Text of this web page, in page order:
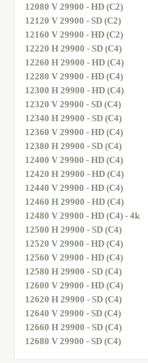
12080 V 29900 - HD (C2)
12120 V 29900 - SD (C2)
12160 V 29900 - HD (C2)
12220 H 29900 - SD (C4)
12260 H 29900 - HD (C4)
12280 V 29900 - HD (C4)
12300 H 29900 - HD (C4)
12320 V 29900 - SD (C4)
12340 H 29900 - SD (C4)
12360 V 29900 - HD (C4)
12380 H 29900 - SD (C4)
12400 V 29900 - HD (C4)
12420 H 29900 - HD (C4)
12440 V 29900 - HD (C4)
12460 H 29900 - HD (C4)
12480 V 29900 - HD (C4) - 4k
12500 H 29900 - SD (C4)
12520 V 29900 - HD (C4)
12560 V 29900 - HD (C4)
12580 H 29900 - SD (C4)
12600 V 29900 - HD (C4)
12620 H 29900 - SD (C4)
12640 V 29900 - SD (C4)
12660 H 29900 - SD (C4)
12680 V 29900 - SD (C4)